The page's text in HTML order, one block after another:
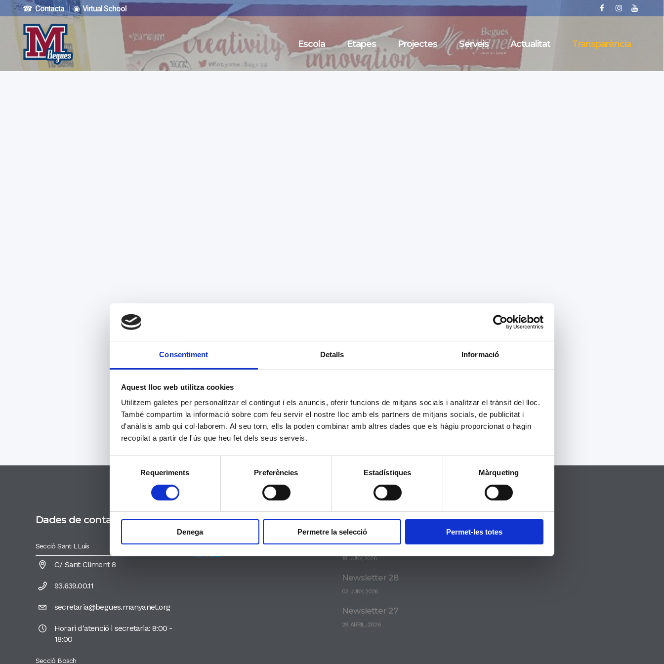
Consentiment Detalls Informació
Aquest lloc web utilitza cookies
Utilitzem galetes per personalitzar el contingut i els anuncis, oferir funcions de mitjans socials i analitzar el trànsit del lloc.
També compartim la informació sobre com feu servir el nostre lloc amb els partners de mitjans socials, de publicitat i
d'anàlisis amb qui col·laborem. Al seu torn, ells la poden combinar amb altres dades que els hàgiu proporcionat o hagin
recopilat a partir de l'ús que heu fet dels seus serveis.
consentiment
Requeriments Preferències Estadístiques Màrqueting
Denega Permetre la selecció Permet-les totes
☎︎ Contacta|◉ Virtual School
Escola Etapes Projectes Serveis Actualitat Transparència
Dades de contacte
Secció Sant LLuís
C/ Sant Climent 8
93.639.00.11
secretaria@begues.manyanet.org
Horari d'atenció i secretaria: 8:00 -
18:00
Secció Bosch
Entitats
MANYANET SOLIDARI
Domund
Actualitat
Newsletter 29
19 JUNY, 2026
Newsletter 28
02 JUNY, 2026
Newsletter 27
29 ABRIL, 2026
On Estem